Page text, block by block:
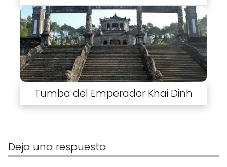
Tumba del Emperador Khai Dinh
Deja una respuesta